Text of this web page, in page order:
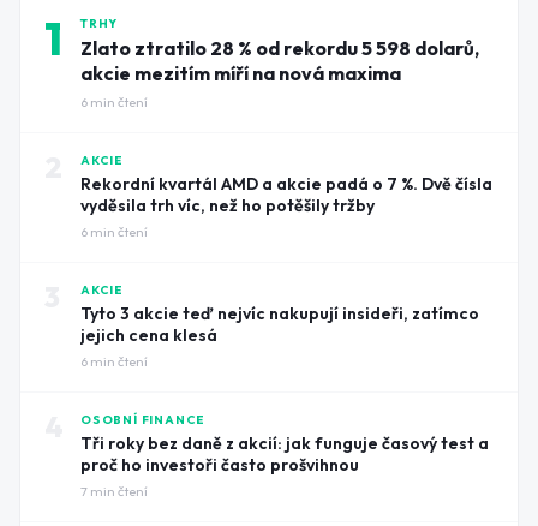
1 TRHY
Zlato ztratilo 28 % od rekordu 5 598 dolarů,
akcie mezitím míří na nová maxima
6 min čtení
AKCIE
Rekordní kvartál AMD a akcie padá o 7 %. Dvě čísla
vyděsila trh víc, než ho potěšily tržby
6 min čtení
AKCIE
Tyto 3 akcie teď nejvíc nakupují insideři, zatímco
jejich cena klesá
6 min čtení
OSOBNÍ FINANCE
Tři roky bez daně z akcií: jak funguje časový test a
proč ho investoři často prošvihnou
7 min čtení